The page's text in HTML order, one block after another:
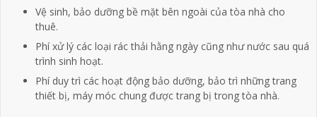
Vệ sinh, bảo dưỡng bề mặt bên ngoài của tòa nhà cho
thuê.
Phí xử lý các loại rác thải hằng ngày cũng như nước sau quá
trình sinh hoạt.
Phí duy trì các hoạt động bảo dưỡng, bảo trì những trang
thiết bị, máy móc chung được trang bị trong tòa nhà.